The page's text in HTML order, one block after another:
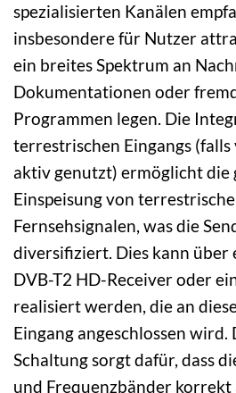
spezialisierten Kanälen
insbesondere für Nutzer
ein breites Spektrum an
Dokumentationen oder
Programmen legen. Die
terrestrischen Eingangs
aktiv genutzt) ermöglicht die
Einspeisung von
Fernsehsignalen, was die
diversifiziert. Dies kann über
DVB-T2 HD-Receiver oder
realisiert werden, die an
Eingang angeschlossen
Schaltung sorgt dafür, dass
und Frequenzbänder korrekt